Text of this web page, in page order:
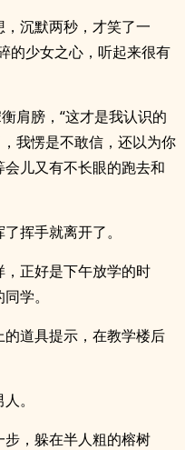
沉默两秒，才笑了一
的少女之心，听起来很有
肩膀，“这才是我认识的
我愣是不敢信，还以为你
儿又有不长眼的跑去和
挥手就离开了。
正好是下午放学的时
学。
道具提示，在教学楼后
。
，躲在半人粗的榕树